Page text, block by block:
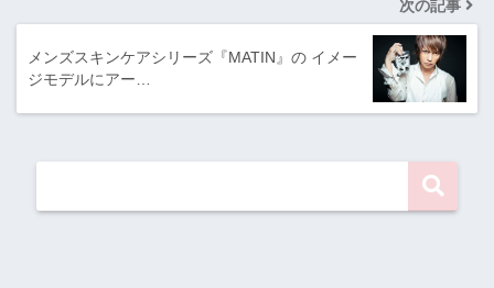
次の記事
メンズスキンケアシリーズ『MATIN』の イメー
ジモデルにアー…